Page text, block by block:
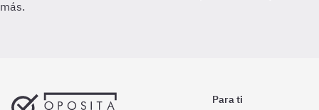
Para ti